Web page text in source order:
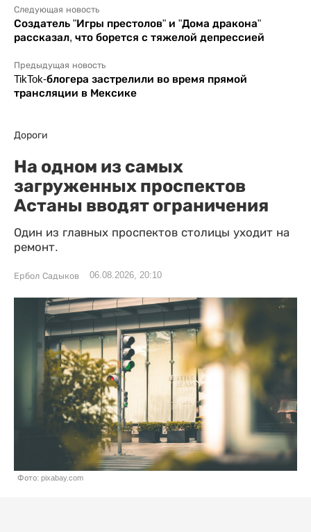
Следующая новость
Создатель "Игры престолов" и "Дома дракона"
рассказал, что борется с тяжелой депрессией
Предыдущая новость
TikTok-блогера застрелили во время прямой
трансляции в Мексике
Дороги
На одном из самых
загруженных проспектов
Астаны вводят ограничения
Один из главных проспектов столицы уходит на
ремонт.
Ербол Садыков 06.08.2026, 20:10
Фото: pixabay.com